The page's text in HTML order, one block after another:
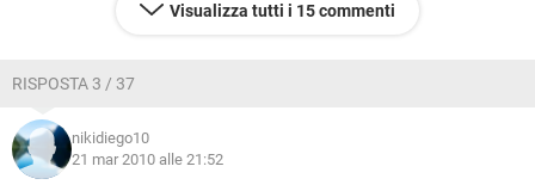
Visualizza tutti i 15 commenti
RISPOSTA 3 / 37
nikidiego10
21 mar 2010 alle 21:52